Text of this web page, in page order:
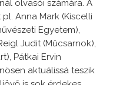
olvasói számára. A
Anna Mark (Kiscelli
Egyetem),
Judit (Műcsarnok),
Pátkai Ervin
aktuálissá teszik